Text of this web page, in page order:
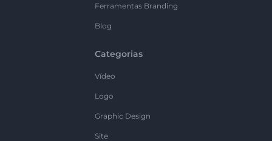
Ferramentas Branding
Blog
Categorias
Vídeo
Logo
Graphic Design
Site